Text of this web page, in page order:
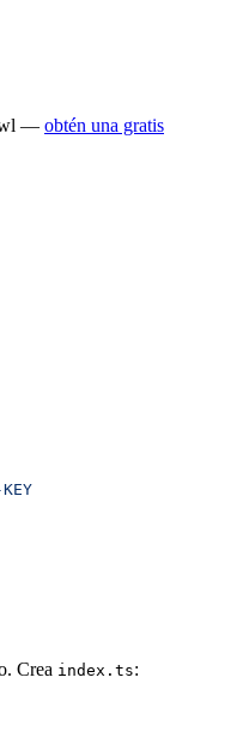
— obtén una gratis
Crea index.ts: